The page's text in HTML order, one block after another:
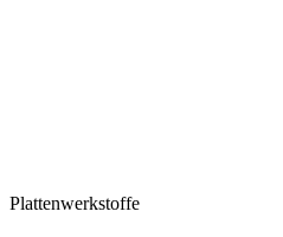
Plattenwerkstoffe